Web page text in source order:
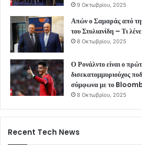
9 Οκτωβρίου, 2025
Απών ο Σαμαράς από
του Στυλιανίδη – Τι
8 Οκτωβρίου, 2025
Ο Ρονάλντο είναι ο
δισεκατομμυριούχος
σύμφωνα με το
8 Οκτωβρίου, 2025
Recent Tech News